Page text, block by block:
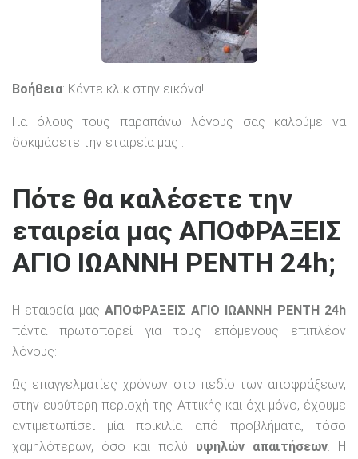
Βοήθεια: Κάντε κλικ στην εικόνα!
Για όλους τους παραπάνω λόγους σας καλούμε να
δοκιμάσετε την εταιρεία μας .
Πότε θα καλέσετε την
εταιρεία μας ΑΠΟΦΡΑΞΕΙΣ
ΑΓΙΟ ΙΩΑΝΝΗ ΡΕΝΤΗ 24h;
Η εταιρεία μαςΑΠΟΦΡΑΞΕΙΣ ΑΓΙΟ ΙΩΑΝΝΗ ΡΕΝΤΗ 24h
πάντα πρωτοπορεί για τους επόμενους επιπλέον
λόγους:
Ως επαγγελματίες χρόνων στο πεδίο των αποφράξεων,
στην ευρύτερη περιοχή της Αττικής και όχι μόνο, έχουμε
αντιμετωπίσει μία ποικιλία από προβλήματα, τόσο
χαμηλότερων, όσο και πολύ υψηλών απαιτήσεων. Η